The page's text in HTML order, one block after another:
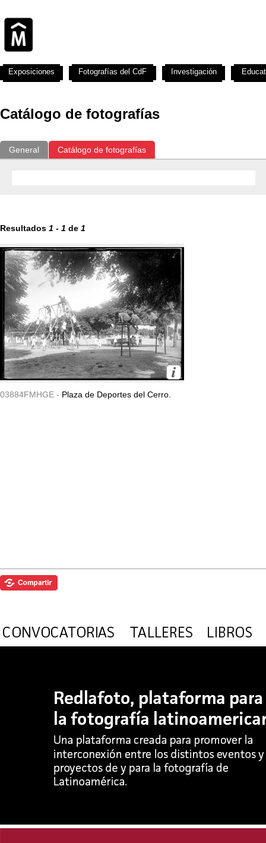
Catálogo de fotografías
General Catálogo de fotografías
Resultados 1 - 1 de 1
03884FMHGE - Plaza de Deportes del Cerro.
Exposiciones Fotografías del CdF Investigación